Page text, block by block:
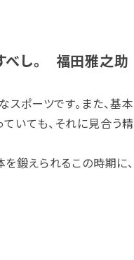
べし。 福田雅之助
ポーツです。また、基本
いても、それに見合う精
鍛えられるこの時期に、